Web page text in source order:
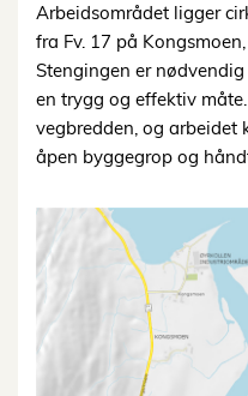
Arbeidsområdet ligger
fra Fv. 17 på
Stengingen er
en trygg og effektiv
vegbredden, og arbeidet
åpen byggegrop og